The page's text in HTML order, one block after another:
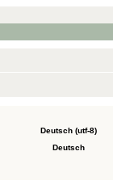
Deutsch (utf-8)
Deutsch